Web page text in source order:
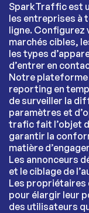
SparkTraffic est
les entreprises à
ligne. Configurez
marchés cibles,
les types
d’entrer en
Notre
reporting en
de surveiller la
paramètres et
trafic fait l’objet
garantir la
matière
Les annonceurs
et le ciblage de
Les
pour élargir leur
des utilisateurs